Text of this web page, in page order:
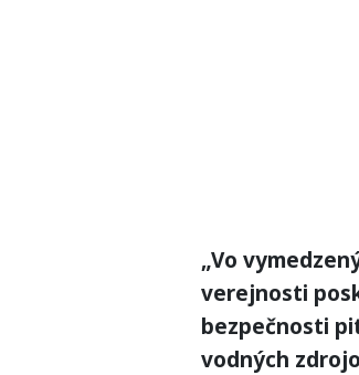
„Vo
verejnosti
bezpečnosti
vodných